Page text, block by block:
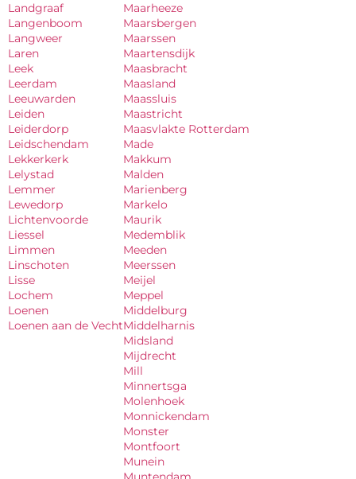
Landgraaf
Langenboom
Langweer
Laren
Leek
Leerdam
Leeuwarden
Leiden
Leiderdorp
Leidschendam
Lekkerkerk
Lelystad
Lemmer
Lewedorp
Lichtenvoorde
Liessel
Limmen
Linschoten
Lisse
Lochem
Loenen
Loenen aan de Vecht
Maarheeze
Maarsbergen
Maarssen
Maartensdijk
Maasbracht
Maasland
Maassluis
Maastricht
Maasvlakte Rotterdam
Made
Makkum
Malden
Marienberg
Markelo
Maurik
Medemblik
Meeden
Meerssen
Meijel
Meppel
Middelburg
Middelharnis
Midsland
Mijdrecht
Mill
Minnertsga
Molenhoek
Monnickendam
Monster
Montfoort
Munein